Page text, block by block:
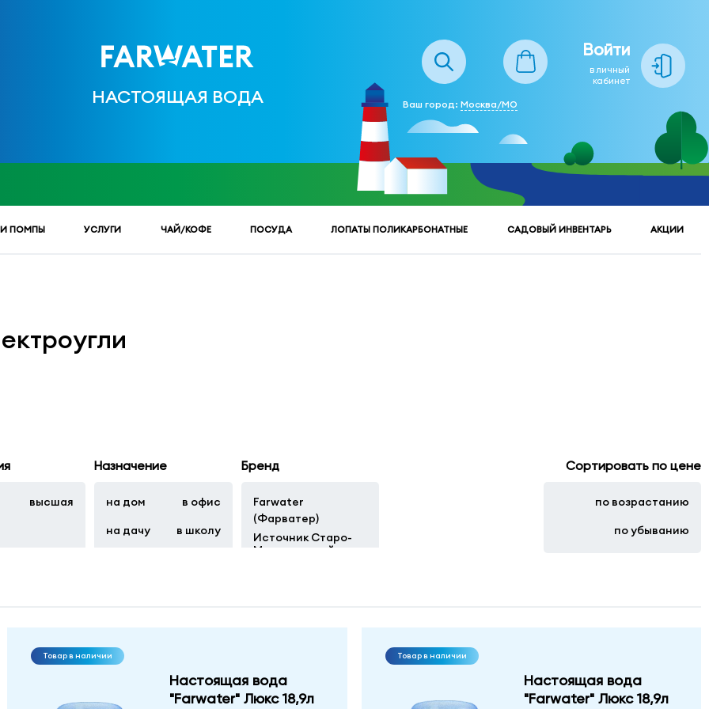
НАСТОЯЩАЯ ВОДА
Войти
в личный
кабинет
Ваш город: Москва/МО
И ПОМПЫ УСЛУГИ ЧАЙ/КОФЕ ПОСУДА ЛОПАТЫ ПОЛИКАРБОНАТНЫЕ САДОВЫЙ ИНВЕНТАРЬ АКЦИИ
высшая
Назначение
на дом
в офис
на дачу
в школу
Бренд
Farwater
(Фарватер)
Источник Старо-
Мытищинский
Сортировать по цене
по возрастанию
по убыванию
Товар в наличии
Настоящая вода
"Farwater" Люкс 18,9л
Товар в наличии
Настоящая вода
"Farwater" Люкс 18,9л